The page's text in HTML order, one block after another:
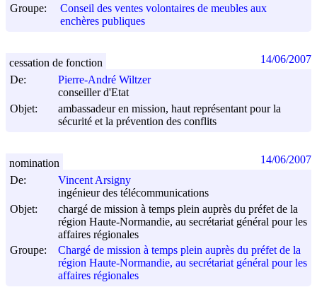
Groupe:
Conseil des ventes volontaires de meubles aux
enchères publiques
De:
Pierre-André Wiltzer
conseiller d'Etat
Objet:
ambassadeur en mission, haut représentant pour la
sécurité et la prévention des conflits
cessation de fonction 14/06/2007
De:
Vincent Arsigny
ingénieur des télécommunications
Objet:
chargé de mission à temps plein auprès du préfet de la
région Haute-Normandie, au secrétariat général pour les
affaires régionales
Groupe:
Chargé de mission à temps plein auprès du préfet de la
région Haute-Normandie, au secrétariat général pour les
affaires régionales
nomination 14/06/2007